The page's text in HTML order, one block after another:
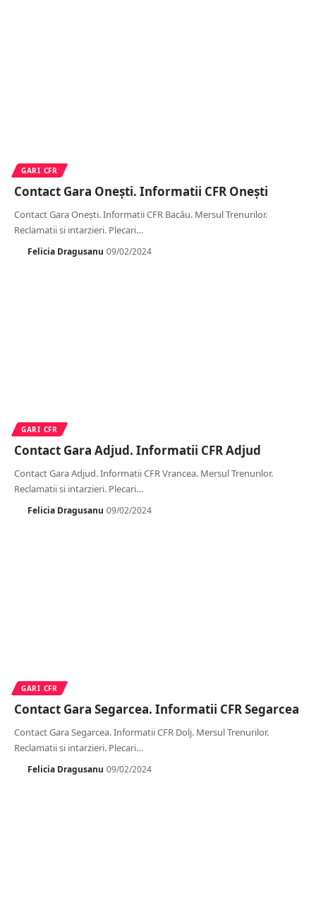
GARI CFR
Contact Gara Onești. Informatii CFR Onești
Contact Gara Onești. Informatii CFR Bacău. Mersul Trenurilor.
Reclamatii si intarzieri. Plecari…
Felicia Dragusanu 09/02/2024
GARI CFR
Contact Gara Adjud. Informatii CFR Adjud
Contact Gara Adjud. Informatii CFR Vrancea. Mersul Trenurilor.
Reclamatii si intarzieri. Plecari…
Felicia Dragusanu 09/02/2024
GARI CFR
Contact Gara Segarcea. Informatii CFR Segarcea
Contact Gara Segarcea. Informatii CFR Dolj. Mersul Trenurilor.
Reclamatii si intarzieri. Plecari…
Felicia Dragusanu 09/02/2024